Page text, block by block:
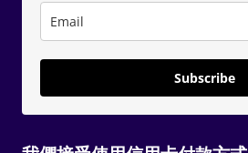
Subscribe